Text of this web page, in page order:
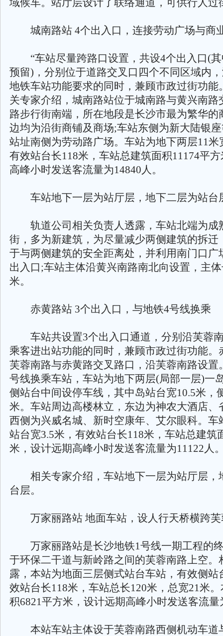
域候车。站厅层设计了联络通道，可供行人过
城南路站 4个出入口，连接劳动广场与商
“车站尽量跨路口设置，共设4个出入口(其
预留)，分别位于道路交叉口四个不同区域内
地铁车站功能要求的同时，兼顾市政过街功能
关专家介绍，城南路站位于城南路与黄兴南路
路步行街南端，所在地段是长沙市最为繁华的
边均为沿街商铺及商场;车站东侧为新大陆银
站址南侧为劳动路广场。车站为地下两层11米
有效站台长118米，车站总建筑面积11174平
高峰小时发送客流量为14840人。
车站地下一层为站厅层，地下二层为站台
轨道公司相关负责人透露，车站北端为成
街，多为新建筑，为尽量减少两侧建筑的拆迁
于与两侧建筑的安全距离处，并利用南门口广
出入口;车站主体沿黄兴南路南北向设置，主
米。
赤黄路站 3个出入口，与地铁4号线换乘
车站共设置3个出入口通道，分别沿芙蓉
乘客进出站功能的同时，兼顾市政过街功能。
芙蓉南路与赤黄路交叉路口，沿芙蓉南路设置
号线换乘车站，车站为地下两层(局部一层)一
侧站台中间设停车线，其中岛站台宽10.5米，
米。车站周边高楼林立，东边为神农大酒店、
西侧为兴威名城、新时空康年、艾尔眼科。车
站台宽3.5米，有效站台长118米，车站总建筑
米，设计远期高峰小时发送客流量为11122人
相关专家介绍，车站地下一层为站厅层，
台层。
万家丽路站 地面车站，设人行天桥横跨芙
万家丽路站是长沙地铁1号线一期工程的
于环保二干道与新岭路之间的芙蓉南路上空。
露，本站为地面三层侧式站台车站，有效侧站
效站台长118米，车站总长120米，总宽21米
积6821平方米，设计远期高峰小时发送客流量
本站车站主体设于芙蓉南路西侧机动车道